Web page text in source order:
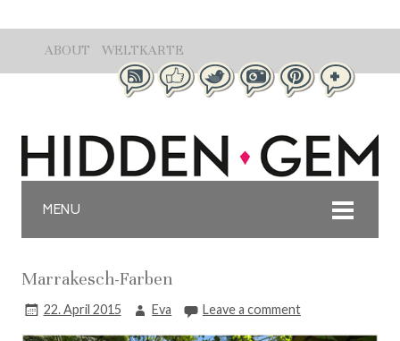
ABOUT WELTKARTE
MENU
Marrakesch-Farben
22. April 2015 Eva Leave a comment